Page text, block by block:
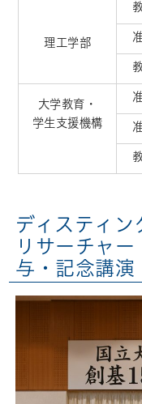
理工学部
大学教育・
学生支援機構
ディスティン
リサーチャ
与・記念講演